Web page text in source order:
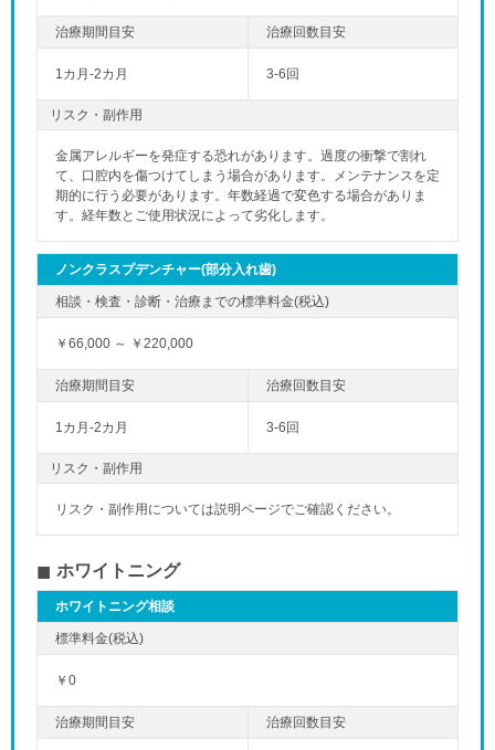
1カ月-2カ月 3-6回
リスク・副作用
金属アレルギーを発症する恐れがあります。過度の衝撃で割れ
て、口腔内を傷つけてしまう場合があります。メンテナンスを定
期的に行う必要があります。年数経過で変色する場合がありま
す。経年数とご使用状況によって劣化します。
ノンクラスプデンチャー(部分入れ歯)
￥66,000 ～ ￥220,000
1カ月-2カ月 3-6回
リスク・副作用
リスク・副作用については説明ページでご確認ください。
ホワイトニング
ホワイトニング相談
￥0